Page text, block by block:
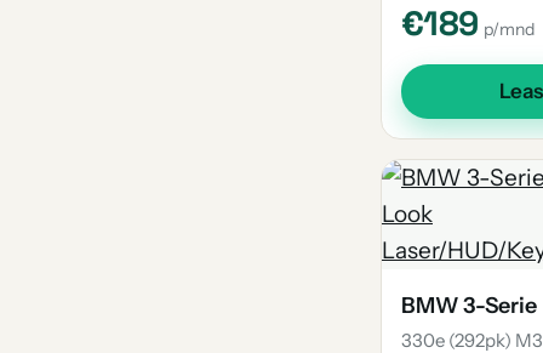
€189 p/mnd
BMW 3-Serie
330e (292pk)